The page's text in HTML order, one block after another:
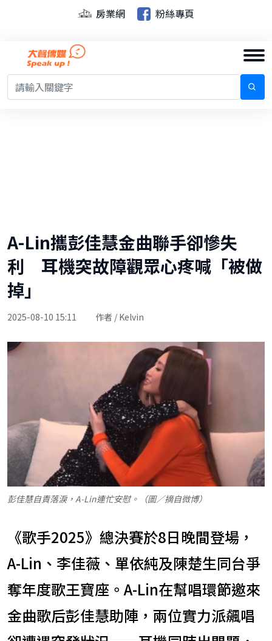
房業網 粉絲專頁
A-Lin攜彭佳慧金曲聯手卻慘失
利 耳機突故障觀眾心疼喊「被做
掉」
2025-08-10 15:11 作者 / Kelvin
彭佳慧自責落淚，A-Lin連忙安慰。（圖／摘自微博）
《歌手2025》總決賽於8日晚間登場，
A-Lin、李佳薇、單依純及陳楚生同台爭
奪年度歌王寶座。A-Lin在幫唱環節邀來
金曲歌后彭佳慧助陣，兩位實力派飆唱